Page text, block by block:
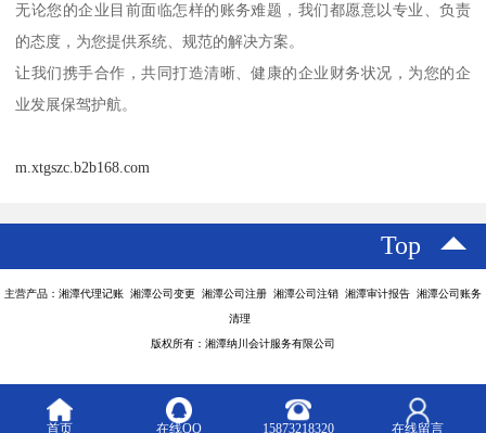
无论您的企业目前面临怎样的账务难题，我们都愿意以专业、负责
的态度，为您提供系统、规范的解决方案。
让我们携手合作，共同打造清晰、健康的企业财务状况，为您的企
业发展保驾护航。
m.xtgszc.b2b168.com
Top
主营产品：湘潭代理记账 湘潭公司变更 湘潭公司注册 湘潭公司注销 湘潭审计报告 湘潭公司账务
清理
版权所有：湘潭纳川会计服务有限公司
首页 在线QQ 15873218320 在线留言